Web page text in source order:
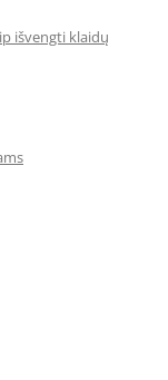
išvengti klaidų